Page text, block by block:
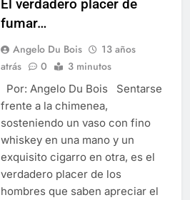
El verdadero placer de
fumar…
Angelo Du Bois
13 años
atrás
0 3 minutos
Por: Angelo Du Bois Sentarse
frente a la chimenea,
sosteniendo un vaso con fino
whiskey en una mano y un
exquisito cigarro en otra, es el
verdadero placer de los
hombres que saben apreciar el